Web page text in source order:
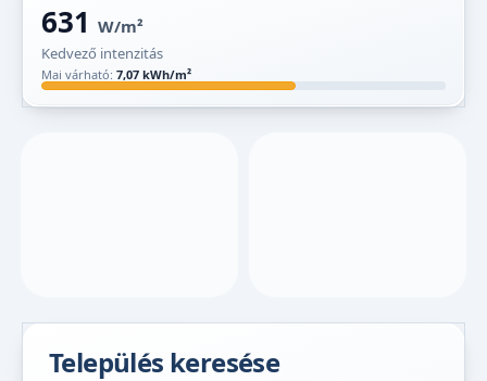
631 W/m²
Kedvező intenzitás
Mai várható: 7,07 kWh/m²
Település keresése